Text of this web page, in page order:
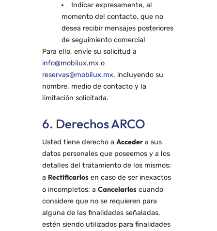
Indicar expresamente, al
momento del contacto, que no
desea recibir mensajes posteriores
de seguimiento comercial
Para ello, envíe su solicitud a
info@mobilux.mx o
reservas@mobilux.mx, incluyendo su
nombre, medio de contacto y la
limitación solicitada.
6. Derechos ARCO
Usted tiene derecho aAccedera sus
datos personales que poseemos y a los
detalles del tratamiento de los mismos;
a Rectificarlos en caso de ser inexactos
o incompletos; aCancelarlos cuando
considere que no se requieren para
alguna de las finalidades señaladas,
estén siendo utilizados para finalidades